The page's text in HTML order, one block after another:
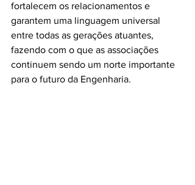
fortalecem os relacionamentos e
garantem uma linguagem universal
entre todas as gerações atuantes,
fazendo com o que as associações
continuem sendo um norte importante
para o futuro da Engenharia.